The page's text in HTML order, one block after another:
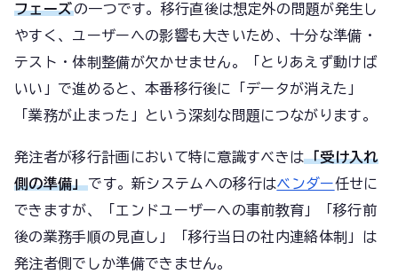
フェーズの一つです。移行直後は想定外の問題が発生し
やすく、ユーザーへの影響も大きいため、十分な準備・
テスト・体制整備が欠かせません。「とりあえず動けば
いい」で進めると、本番移行後に「データが消えた」
「業務が止まった」という深刻な問題につながります。
発注者が移行計画において特に意識すべきは「受け入れ
側の準備」です。新システムへの移行はベンダー任せに
できますが、「エンドユーザーへの事前教育」「移行前
後の業務手順の見直し」「移行当日の社内連絡体制」は
発注者側でしか準備できません。